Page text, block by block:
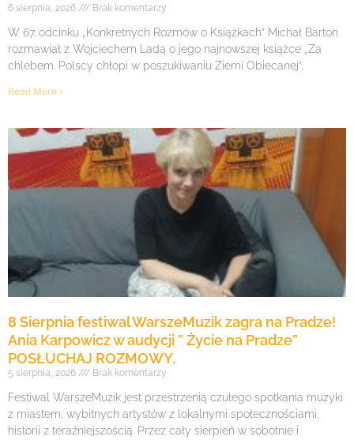
6 sierpnia, 2026 Brak komentarzy
W 67. odcinku „Konkretnych Rozmów o Książkach” Michał Barton
rozmawiał z Wojciechem Ladą o jego najnowszej książce „Za
chlebem. Polscy chłopi w poszukiwaniu Ziemi Obiecanej”,
Read More »
8 Sierpnia festiwal WarszeMuzik zagra na Pradze!
Ania Karpowicz w audycji ” Życie na Pradze”
POSŁUCHAJ ROZMOWY.
5 sierpnia, 2026 Brak komentarzy
Festiwal WarszeMuzik jest przestrzenią czułego spotkania muzyki
z miastem, wybitnych artystów z lokalnymi społecznościami,
historii z teraźniejszością. Przez cały sierpień w sobotnie i